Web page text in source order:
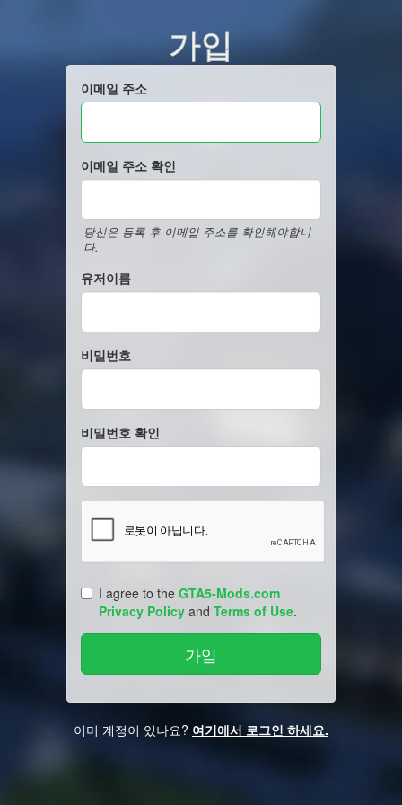
가입
이메일 주소
이메일 주소 확인
당신은 등록 후 이메일 주소를 확인해야합니
다.
유저이름
비밀번호
비밀번호 확인
I agree to the GTA5-Mods.com
Privacy Policy and Terms of Use.
이미 계정이 있나요? 여기에서 로그인 하세요.